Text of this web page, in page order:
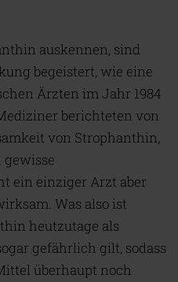
auskennen, sind
begeistert, wie eine
Ärzten im Jahr 1984
berichteten von
von Strophanthin,
gewisse
ein einziger Arzt aber
Was also ist
heutzutage als
gefährlich gilt, sodass
überhaupt noch